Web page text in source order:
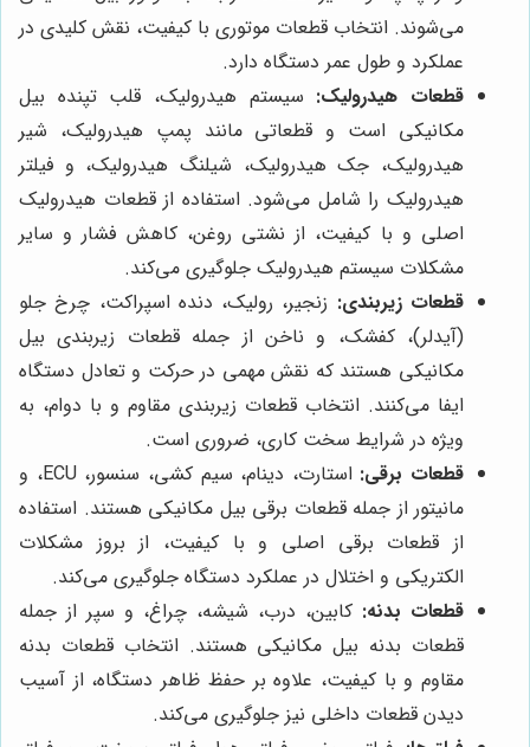
می‌شوند. انتخاب قطعات موتوری با کیفیت، نقش کلیدی در
عملکرد و طول عمر دستگاه دارد.
قطعات هیدرولیک: سیستم هیدرولیک، قلب تپنده بیل
مکانیکی است و قطعاتی مانند پمپ هیدرولیک، شیر
هیدرولیک، جک هیدرولیک، شیلنگ هیدرولیک، و فیلتر
هیدرولیک را شامل می‌شود. استفاده از قطعات هیدرولیک
اصلی و با کیفیت، از نشتی روغن، کاهش فشار و سایر
مشکلات سیستم هیدرولیک جلوگیری می‌کند.
قطعات زیربندی: زنجیر، رولیک، دنده اسپراکت، چرخ جلو
(آیدلر)، کفشک، و ناخن از جمله قطعات زیربندی بیل
مکانیکی هستند که نقش مهمی در حرکت و تعادل دستگاه
ایفا می‌کنند. انتخاب قطعات زیربندی مقاوم و با دوام، به
ویژه در شرایط سخت کاری، ضروری است.
قطعات برقی:
استارت، دینام، سیم کشی، سنسور، ECU، و
مانیتور از جمله قطعات برقی بیل مکانیکی هستند. استفاده
از قطعات برقی اصلی و با کیفیت، از بروز مشکلات
الکتریکی و اختلال در عملکرد دستگاه جلوگیری می‌کند.
قطعات بدنه: کابین، درب، شیشه، چراغ، و سپر از جمله
قطعات بدنه بیل مکانیکی هستند. انتخاب قطعات بدنه
مقاوم و با کیفیت، علاوه بر حفظ ظاهر دستگاه، از آسیب
دیدن قطعات داخلی نیز جلوگیری می‌کند.